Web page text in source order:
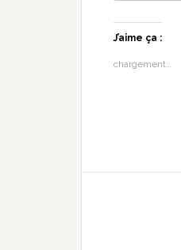
J’aime ça :
chargement…